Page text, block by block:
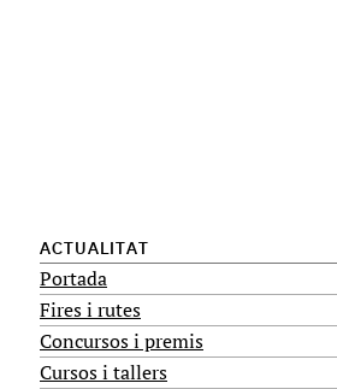
ACTUALITAT
Portada
Fires i rutes
Concursos i premis
Cursos i tallers